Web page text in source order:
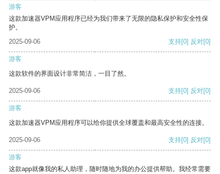
游客
这款加速器VPM应用程序已经为我们带来了无限的隐私保护和安全性保
护。
2025-09-06
支持[0] 反对[0]
游客
这款软件的界面设计非常简洁，一目了然。
2025-09-06 支持[0] 反对[0]
游客
这款加速器VPM应用程序可以给你提供全球覆盖和最高安全性的连接。
2025-09-06 支持[0] 反对[0]
游客
这款app就像我的私人助理，随时随地为我的办公提供帮助。我经常需要